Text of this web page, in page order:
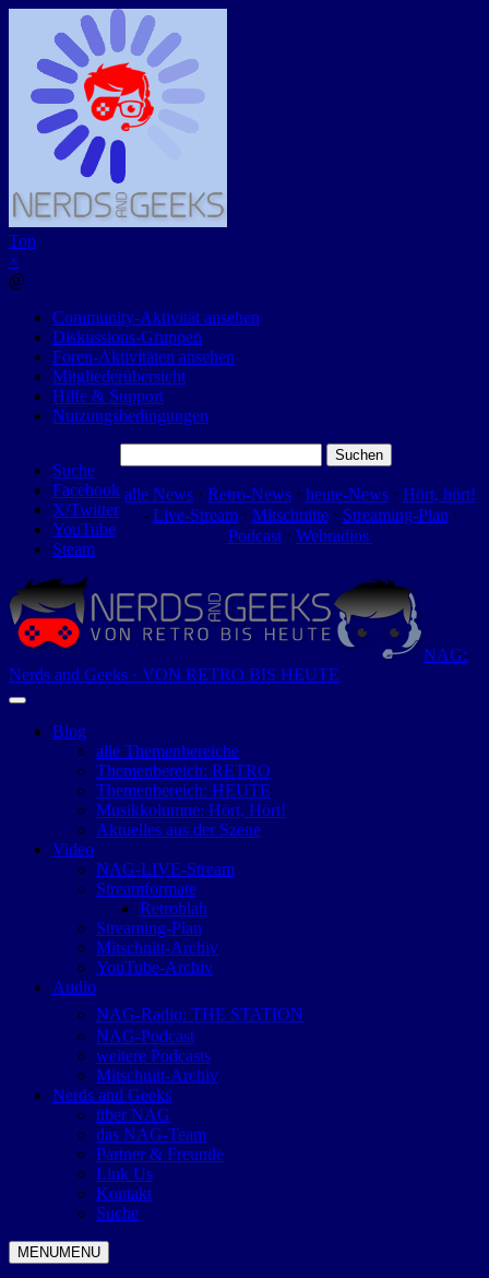
Top
×
@
Community-Aktivität ansehen
Diskussions-Gruppen
Foren-Aktivitäten ansehen
Mitgliederübersicht
Hilfe & Support
Nutzungsbedingungen
Suche
Facebook
X/Twitter
YouTube
Steam
nach:
alle News ⋅ Retro-News ⋅ heute-News ⋅ Hört, hört!
- Live-Stream⋅ Mitschnitte⋅ Streaming-Plan ⋅
Podcast⋅ Webradios
NAG:
Nerds and Geeks · VON RETRO BIS HEUTE
Blog
alle Themenbereiche
Themenbereich: RETRO
Themenbereich: HEUTE
Musikkolumne: Hört, Hört!
Aktuelles aus der Szene
Video
NAG-LIVE-Stream
Streamformate
Retroblah
Streaming-Plan
Mitschnitt-Archiv
YouTube-Archiv
Audio
NAG-Radio: THE STATION
NAG-Podcast
weitere Podcasts
Mitschnitt-Archiv
Nerds and Geeks
über NAG
das NAG-Team
Partner & Freunde
Link Us
Kontakt
Suche
MENUMENU